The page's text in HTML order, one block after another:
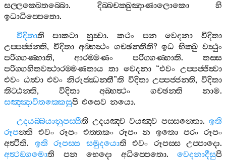
සල‍්ලක‍්ඛෙතබ‍්බො. දිබ‍්බචක‍්ඛුඤාණාලොකො
හි
ඉධාධිප‍්පෙතො.
විදිතාති පාකටා හුත්‍වා. කථං පන වෙදනා
විදිතා
උප‍්පජ‍්ජන‍්ති, විදිතා අබ‍්භත්‍ථං ගච‍්ඡන‍්තීති?ඉධ භික‍්ඛු වත්‍ථුං
පරිග‍්ගණ‍්හාති, ආරම‍්මණං පරිග‍්ගණ‍්හාති. තස‍්ස
පරිග‍්ගහිතවත්‍ථාරම‍්මණතාය තා වෙදනා“එවං උප‍්පජ‍්ජිත්‍වා
එවං ඨත්‍වා එවං නිරුජ‍්ඣන‍්තී”ති විදිතා උප‍්පජ‍්ජන‍්ති,විදිතා
තිට‍්ඨන‍්ති, විදිතා අබ‍්භත්‍ථං ගච‍්ඡන‍්ති නාම.
සඤ‍්ඤාවිතක‍්කෙසුපි එසෙව නයො.
උදයබ‍්බයානුපස‍්සීති උදයඤ‍්ච වයඤ‍්ච පස‍්සන‍්තො. ඉති
රූපන‍්ති එවං රූපං එත‍්තකං රූපං න ඉතො පරං රූපං
අත්‍ථීති. ඉති රූපස‍්ස සමුදයොති එවං රූපස‍්ස උප‍්පාදො.
අත්‍ථඞ‍්ගමොති පන භෙදො අධිප‍්පෙතො. වෙදනාදීසුපි